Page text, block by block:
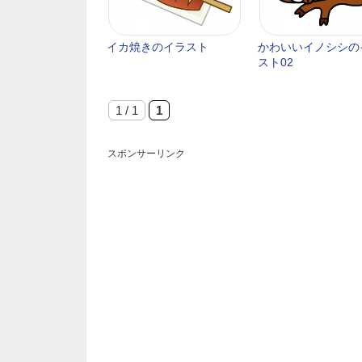
イカ焼きのイラスト
かわいいイノシシの
スト02
1 / 1 1
スポンサーリンク